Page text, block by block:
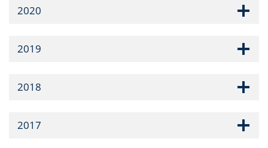
2020
2019
2018
2017